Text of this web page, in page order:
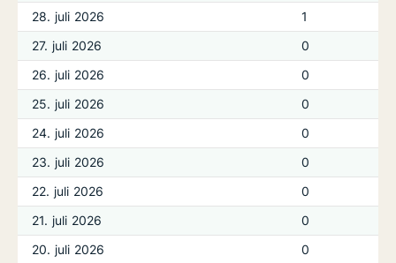
28. juli 2026
1
27. juli 2026
0
26. juli 2026
0
25. juli 2026
0
24. juli 2026
0
23. juli 2026
0
22. juli 2026
0
21. juli 2026
0
20. juli 2026
0